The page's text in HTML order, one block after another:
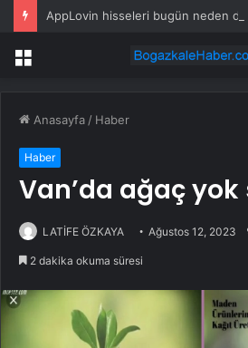
AppLovin hisseleri bugün neden
Menü
Anasayfa / Haber
Haber
Van’da ağaç
LATİFE ÖZKAYA Ağustos 12, 2023
2 dakika okuma süresi